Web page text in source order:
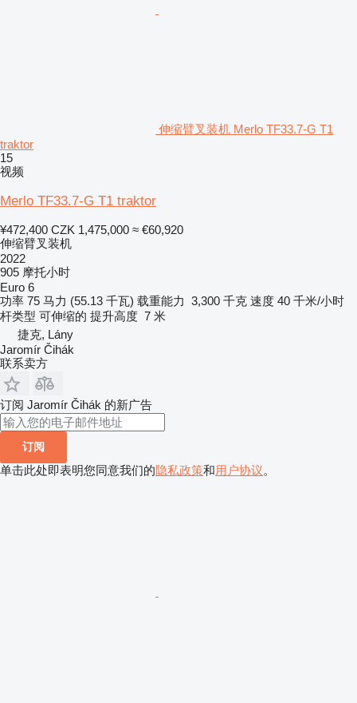
伸缩臂叉装机 Merlo TF33.7-G T1
traktor
15
视频
Merlo TF33.7-G T1 traktor
¥472,400 CZK 1,475,000 ≈ €60,920
伸缩臂叉装机
2022
905 摩托小时
Euro 6
功率 75 马力 (55.13 千瓦) 载重能力 3,300 千克 速度 40 千米/小时
杆类型 可伸缩的 提升高度 7 米
捷克, Lány
Jaromír Čihák
联系卖方
订阅 Jaromír Čihák 的新广告
订阅
单击此处即表明您同意我们的隐私政策和用户协议。